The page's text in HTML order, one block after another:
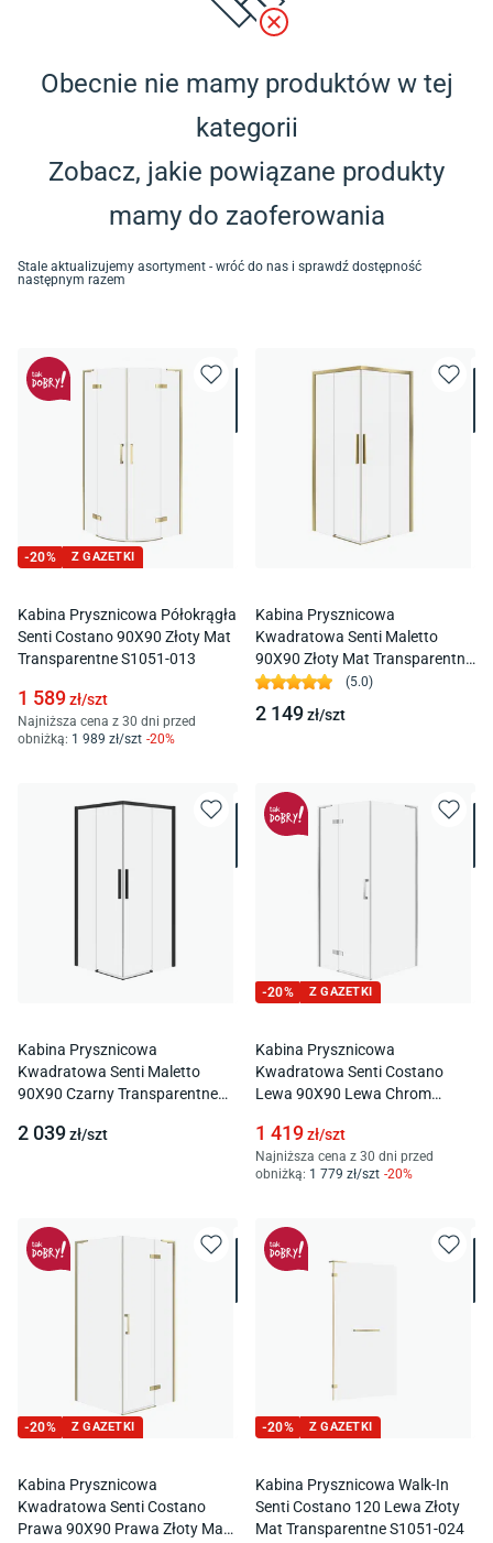
Obecnie nie mamy produktów w tej
kategorii
Zobacz, jakie powiązane produkty
mamy do zaoferowania
Stale aktualizujemy asortyment - wróć do nas i sprawdź dostępność
następnym razem
-20% Z GAZETKI
Kabina Prysznicowa Półokrągła
Senti Costano 90X90 Złoty Mat
Transparentne S1051-013
1 589zł/szt
Najniższa cena z 30 dni przed
obniżką: 1 989 zł/szt -20%
Kabina Prysznicowa
Kwadratowa Senti Maletto
90X90 Złoty Mat Transparentne
S1059-011
(5.0)
2 149zł/szt
Kabina Prysznicowa
Kwadratowa Senti Maletto
90X90 Czarny Transparentne
2 039zł/szt
-20% Z GAZETKI
Kabina Prysznicowa
Kwadratowa Senti Costano
Lewa 90X90 Lewa Chrom
1 419zł/szt
Najniższa cena z 30 dni przed
obniżką: 1 779 zł/szt -20%
-20% Z GAZETKI
Kabina Prysznicowa
Kwadratowa Senti Costano
Prawa 90X90 Prawa Złoty Mat
-20% Z GAZETKI
Kabina Prysznicowa Walk-In
Senti Costano 120 Lewa Złoty
Mat Transparentne S1051-024